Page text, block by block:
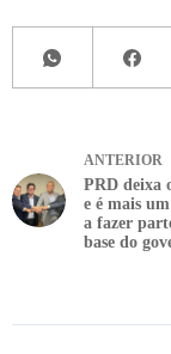
ANTERIOR
PRD deixa
e é mais
a fazer
base do